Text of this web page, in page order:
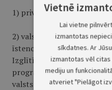
1) privātās izglītības
2) valsts un pašvaldību
īstenotas
Izglītības un zinātnes
programmās mācību
valsts valodā;
Vietnē
Lai vietne
izmantotas
sīkdatnes. Ar
izmantotas vēl
mediju un
atveriet "Pielāgot